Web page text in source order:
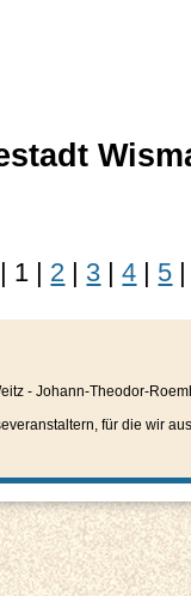
| 1 | 2 | 3 | 4 | 5 |
- Johann-Theodor-
für die wir